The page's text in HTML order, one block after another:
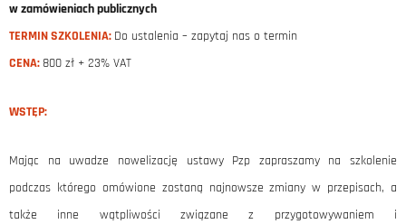
w zamówieniach publicznych
TERMIN SZKOLENIA: Do ustalenia – zapytaj nas o termin
CENA: 800 zł + 23% VAT
WSTĘP:
Mając na uwadze nowelizację ustawy Pzp zapraszamy na szkolenie
podczas którego omówione zostaną najnowsze zmiany w przepisach, a
także inne wątpliwości związane z przygotowywaniem i